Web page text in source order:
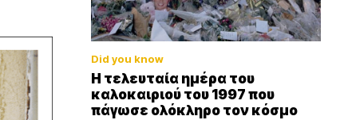
Did you know
Η τελευταία ημέρα του
καλοκαιριού του 1997 που
πάγωσε ολόκληρο τον κόσμο